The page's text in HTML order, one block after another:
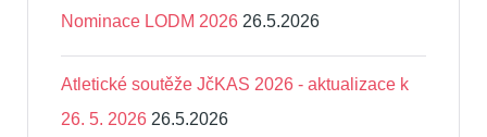
Nominace LODM 2026 26.5.2026
Atletické soutěže JčKAS 2026 - aktualizace k
26. 5. 2026 26.5.2026